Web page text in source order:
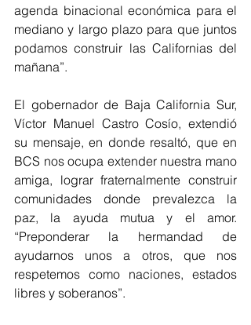
agenda binacional económica para el
mediano y largo plazo para que juntos
podamos construir las Californias del
mañana”.
El gobernador de Baja California Sur,
Víctor Manuel Castro Cosío, extendió
su mensaje, en donde resaltó, que en
BCS nos ocupa extender nuestra mano
amiga, lograr fraternalmente construir
comunidades donde prevalezca la
paz, la ayuda mutua y el amor.
“Preponderar la hermandad de
ayudarnos unos a otros, que nos
respetemos como naciones, estados
libres y soberanos”.